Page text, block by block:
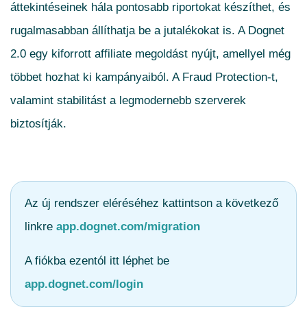
áttekintéseinek hála pontosabb riportokat készíthet, és
rugalmasabban állíthatja be a jutalékokat is. A Dognet
2.0 egy kiforrott affiliate megoldást nyújt, amellyel még
többet hozhat ki kampányaiból. A Fraud Protection-t,
valamint stabilitást a legmodernebb szerverek
biztosítják.
Az új rendszer eléréséhez kattintson a következő
linkre app.dognet.com/migration
A fiókba ezentól itt léphet be
app.dognet.com/login